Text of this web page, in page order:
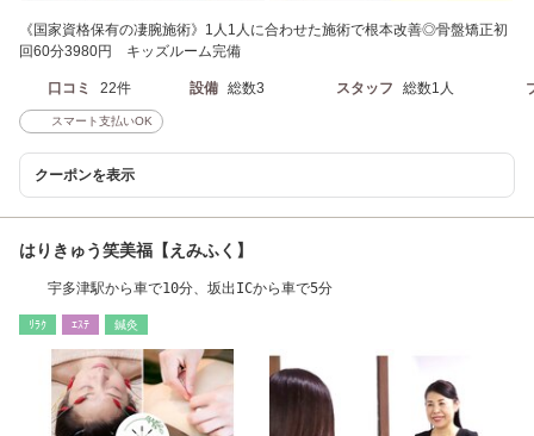
《国家資格保有の凄腕施術》1人1人に合わせた施術で根本改善◎骨盤矯正初
回60分3980円 キッズルーム完備
口コミ 22件 設備 総数3 スタッフ 総数1人
スマート支払いOK
クーポンを表示
はりきゅう笑美福【えみふく】
宇多津駅から車で10分、坂出ICから車で5分
ﾘﾗｸ ｴｽﾃ 鍼灸